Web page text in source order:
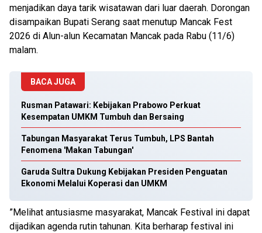
menjadikan daya tarik wisatawan dari luar daerah. Dorongan
disampaikan Bupati Serang saat menutup Mancak Fest
2026 di Alun-alun Kecamatan Mancak pada Rabu (11/6)
malam.
BACA JUGA
Rusman Patawari: Kebijakan Prabowo Perkuat
Kesempatan UMKM Tumbuh dan Bersaing
Tabungan Masyarakat Terus Tumbuh, LPS Bantah
Fenomena 'Makan Tabungan'
Garuda Sultra Dukung Kebijakan Presiden Penguatan
Ekonomi Melalui Koperasi dan UMKM
”Melihat antusiasme masyarakat, Mancak Festival ini dapat
dijadikan agenda rutin tahunan. Kita berharap festival ini